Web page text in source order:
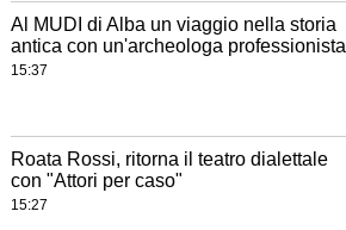
Al MUDI di Alba un viaggio nella storia
antica con un'archeologa professionista
15:37
Roata Rossi, ritorna il teatro dialettale
con "Attori per caso"
15:27